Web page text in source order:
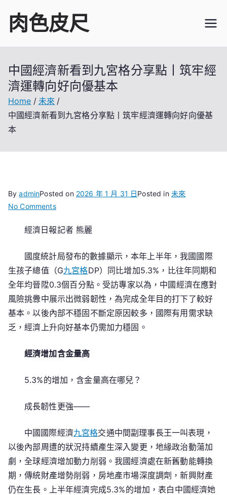
content
肉色皮尺
中國經濟新看到九宮格分享點丨筑牢經
濟運轉向好向優基本
Home
未來
中國經濟新看到九宮格分享點丨筑牢經濟運轉向好向優基
本
ByadminPosted on 2026 年 1 月 31 日Posted in 未來
No Commentson
國
濟
新
看
到
九
宮
格
享
丨
牢
濟
運
轉
向
好
經濟日報記者 熊麗
國度統計局發布的數據顯示，本年上半年，我國國際
生孩子總值（G九宮格DP）同比增加5.3%，比往年同期和
全年均晉陞0.3個百分點。受訪專家以為，中國經濟在應對
風險挑釁中展示出微弱韌性，為完成全年目的打下了較好
基本。以後內部不穩固不斷定原因較多，國際有用需求缺
乏，經濟上升向好基本仍需加力穩固。
經濟增加含金量高
5.3%的增加，含金量高在哪兒？
成長韌性更強——
中國國際經濟九宮格交通中間副理事長王一叫表現，
以後內部周遭的狀況持續產生深入變更，地緣政治動蕩加
劇，全球經濟增加動力削弱。我國經濟處在新舊動能轉換
期，傳統財產增勢削弱，房地產市場深度調劑，新興財產
仍在生長。上半年經濟完成5.3%的增加，表白中國經濟她